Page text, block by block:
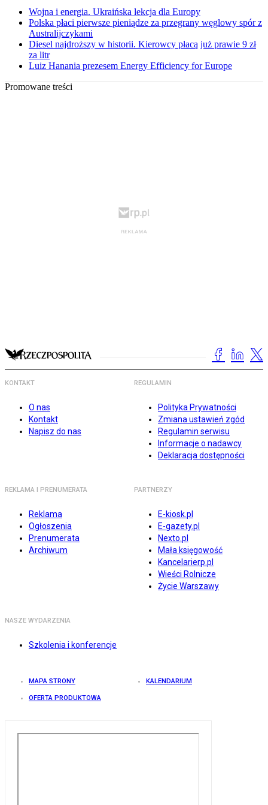
Wojna i energia. Ukraińska lekcja dla Europy
Polska płaci pierwsze pieniądze za przegrany węglowy spór z
Australijczykami
Diesel najdroższy w historii. Kierowcy płacą już prawie 9 zł
za litr
Luiz Hanania prezesem Energy Efficiency for Europe
Promowane treści
KONTAKT
O nas
Kontakt
Napisz do nas
REGULAMIN
Polityka Prywatności
Zmiana ustawień zgód
Regulamin serwisu
Informacje o nadawcy
Deklaracja dostępności
REKLAMA I PRENUMERATA
Reklama
Ogłoszenia
Prenumerata
Archiwum
PARTNERZY
E-kiosk.pl
E-gazety.pl
Nexto.pl
Mała księgowość
Kancelarierp.pl
Wieści Rolnicze
Życie Warszawy
NASZE WYDARZENIA
Szkolenia i konferencje
MAPA STRONY KALENDARIUM
OFERTA PRODUKTOWA